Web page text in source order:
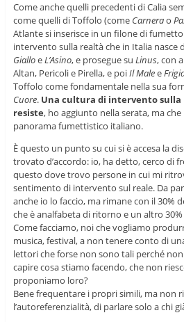
Come anche quelli precedenti di Calia
come quelli di Toffolo (come Carnerao
Atlante si inserisce in un filone di
intervento sulla realtà che in Italia nasce
GialloeL’Asino, e prosegue su Linus, con
Altan, Pericoli e Pirella, e poiIl Malee
Toffolo come fondamentale nella sua
Cuore. Una cultura di intervento sulla
resiste, ho aggiunto nella serata, ma
panorama fumettistico italiano.
È questo un punto su cui si è accesa la
trovato d’accordo: io, ha detto, cerco di
questo dove trovo persone in cui mi
sentimento di intervento sul reale. Da
anche io lo faccio, ma rimane con il 30%
che è analfabeta di ritorno e un altro
Come facciamo, noi che vogliamo
musica, festival, a non tenere conto di
lettori che forse non sono tali perché
capire cosa stiamo facendo, che non
proponiamo loro?
Bene frequentare i propri simili, ma non
l’autoreferenzialità, di parlare solo a chi